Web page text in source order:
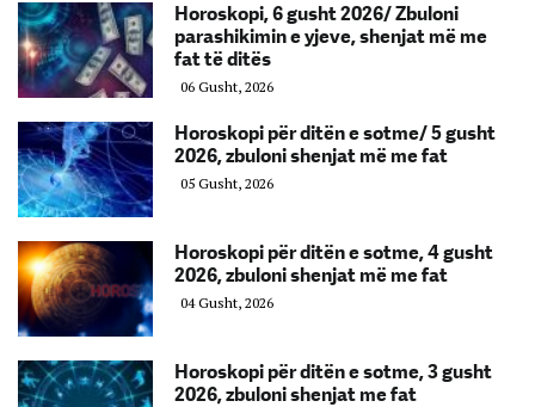
Horoskopi, 6 gusht 2026/ Zbuloni
parashikimin e yjeve, shenjat më me
fat të ditës
06 Gusht, 2026
Horoskopi për ditën e sotme/ 5 gusht
2026, zbuloni shenjat më me fat
05 Gusht, 2026
Horoskopi për ditën e sotme, 4 gusht
2026, zbuloni shenjat më me fat
04 Gusht, 2026
Horoskopi për ditën e sotme, 3 gusht
2026, zbuloni shenjat me fat